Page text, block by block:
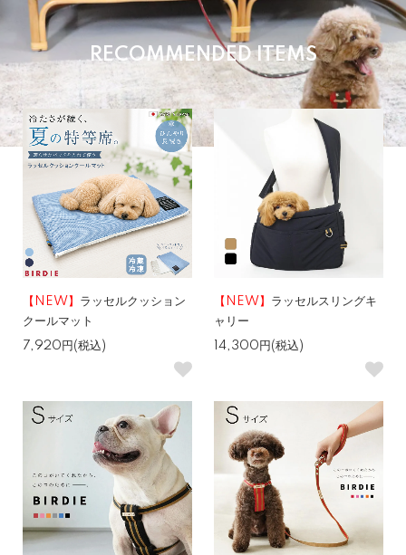
RECOMMENDED ITEMS
【NEW】 ラッセルクッション
クールマット
7,920円(税込)
【NEW】 ラッセルスリングキ
ャリー
14,300円(税込)